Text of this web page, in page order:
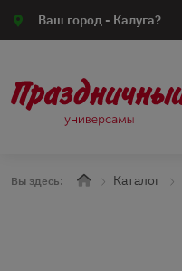
Ваш город - Калуга?
Вы здесь: Каталог